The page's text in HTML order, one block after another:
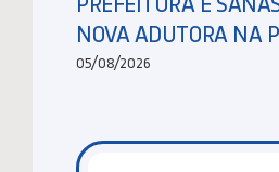
NOVA ADUTORA NA
05/08/2026